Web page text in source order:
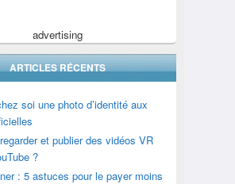
advertising
ARTICLES RÉCENTS
soi une photo d’identité aux
et publier des vidéos VR
?
: 5 astuces pour le payer moins